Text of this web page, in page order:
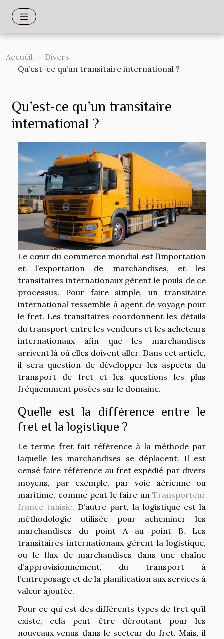
Accueil
Divers
Qu’est-ce qu’un transitaire international ?
Qu’est-ce qu’un transitaire
international ?
Le cœur du commerce mondial est l’importation
et l’exportation de marchandises, et les
transitaires internationaux gèrent le pouls de ce
processus. Pour faire simple, un transitaire
international ressemble à agent de voyage pour
le fret. Les transitaires coordonnent les détails
du transport entre les vendeurs et les acheteurs
internationaux afin que les marchandises
arrivent là où elles doivent aller. Dans cet article,
il sera question de développer les aspects du
transport de fret et les questions les plus
fréquemment posées sur le domaine.
Quelle est la différence entre le
fret et la logistique ?
Le terme fret fait référence à la méthode par
laquelle les marchandises se déplacent. Il est
censé faire référence au fret expédié par divers
moyens, par exemple, par voie aérienne ou
maritime, comme peut le faire un Transporteur
france tunisie. D’autre part, la logistique est la
méthodologie utilisée pour acheminer les
marchandises du point A au point B. Les
transitaires internationaux gèrent la logistique,
ou le flux de marchandises dans une chaîne
d’approvisionnement, du transport à
l’entreposage et de la planification aux services à
valeur ajoutée.
Pour ce qui est des différents types de fret qu’il
existe, cela peut être déroutant pour les
nouveaux venus dans le secteur du fret. Mais, il